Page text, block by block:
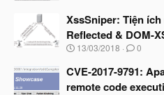
đ
ầ
u
y
b
ắ
t
ầ
u
XssSniper: Tiện
Reflected & DOM-
N
à
b
13/03/2018 0
CVE-2017-9791:
remote code